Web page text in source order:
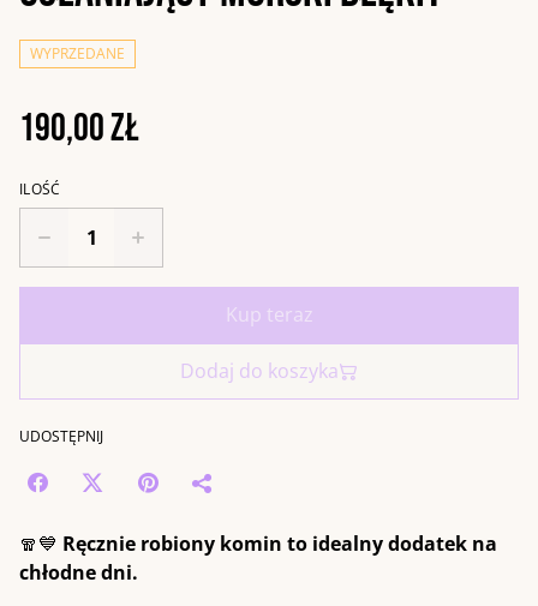
WYPRZEDANE
190,00 zł
ILOŚĆ
Kup teraz
Dodaj do koszyka
UDOSTĘPNIJ
🧣💙 Ręcznie robiony komin to idealny dodatek na
chłodne dni.